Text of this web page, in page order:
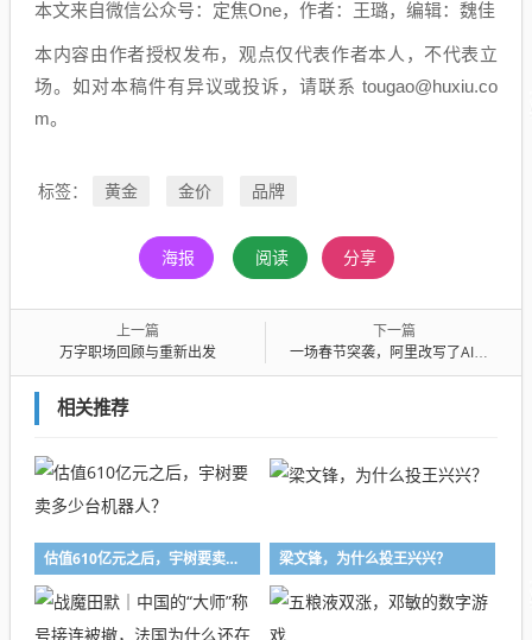
本文来自微信公众号：定焦One，作者：王璐，编辑：魏佳
本内容由作者授权发布，观点仅代表作者本人，不代表立
场。如对本稿件有异议或投诉，请联系 tougao@huxiu.co
m。
标签： 黄金 金价 品牌
海报 阅读 分享
上一篇
万字职场回顾与重新出发
下一篇
一场春节突袭，阿里改写了AI战局
相关推荐
估值610亿元之后，宇树要卖多少台机器人？ 梁文锋，为什么投王兴兴？